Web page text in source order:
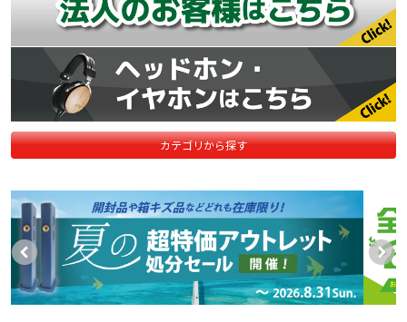
カテゴリから探す